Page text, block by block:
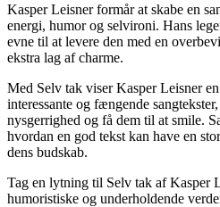
Kasper Leisner formår at skabe en
energi, humor og selvironi. Hans
evne til at levere den med en
ekstra lag af charme.
Med Selv tak viser Kasper Leisner
interessante og fængende
nysgerrighed og få dem til at smile.
hvordan en god tekst kan have en
dens budskab.
Tag en lytning til Selv tak af Kasper
humoristiske og underholdende